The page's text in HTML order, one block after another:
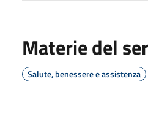
Materie del
Salute, benessere e assistenza